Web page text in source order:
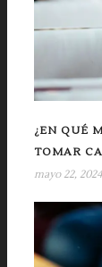
¿EN QUÉ
TOMAR
mayo 22, 2024